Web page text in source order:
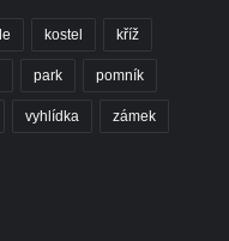
kostel kříž
park pomník
vyhlídka zámek